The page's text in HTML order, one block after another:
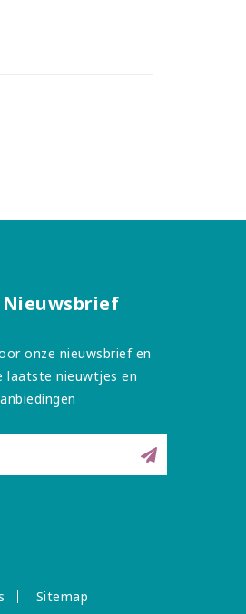
Nieuwsbrief
onze nieuwsbrief en
laatste nieuwtjes en
Sitemap